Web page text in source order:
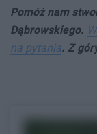
Pomóż nam
Dąbrowskiego.
na pytania. Z